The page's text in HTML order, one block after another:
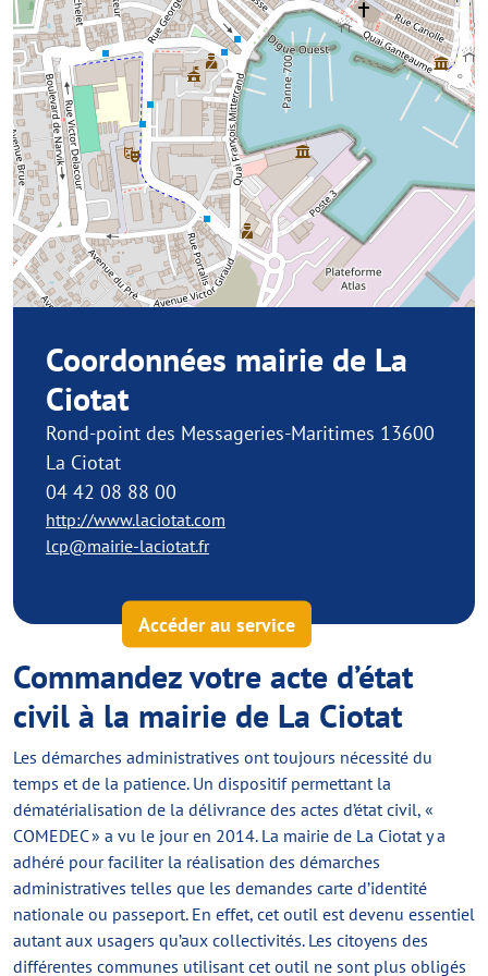
Coordonnées mairie de La
Ciotat
Rond-point des Messageries-Maritimes 13600
La Ciotat
04 42 08 88 00
http://www.laciotat.com
lcp@mairie-laciotat.fr
Accéder au service
Commandez votre acte d’état
civil à la mairie de La Ciotat
Les démarches administratives ont toujours nécessité du
temps et de la patience. Un dispositif permettant la
dématérialisation de la délivrance des actes d’état civil, «
COMEDEC » a vu le jour en 2014. La mairie de La Ciotat y a
adhéré pour faciliter la réalisation des démarches
administratives telles que les demandes carte d’identité
nationale ou passeport. En effet, cet outil est devenu essentiel
autant aux usagers qu’aux collectivités. Les citoyens des
différentes communes utilisant cet outil ne sont plus obligés